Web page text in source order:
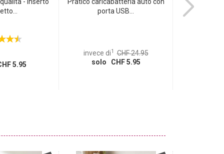
5.95
porta USB...
invece di1 CHF 24.95
solo CHF 5.95